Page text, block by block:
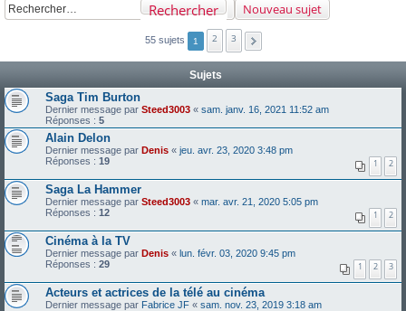
Nouveau sujet
Rechercher
55 sujets 1 2 3
Sujets
Saga Tim Burton
Dernier message par Steed3003 « sam. janv. 16, 2021 11:52 am
Réponses : 5
Alain Delon
Dernier message par Denis « jeu. avr. 23, 2020 3:48 pm
Réponses : 19 1 2
Saga La Hammer
Dernier message par Steed3003 « mar. avr. 21, 2020 5:05 pm
Réponses : 12 1 2
Cinéma à la TV
Dernier message par Denis « lun. févr. 03, 2020 9:45 pm
Réponses : 29 1 2 3
Acteurs et actrices de la télé au cinéma
Dernier message par Fabrice JF « sam. nov. 23, 2019 3:18 am